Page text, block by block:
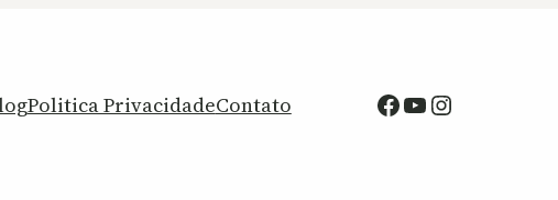
Politica PrivacidadeContato Facebook
Youtube
Instagram